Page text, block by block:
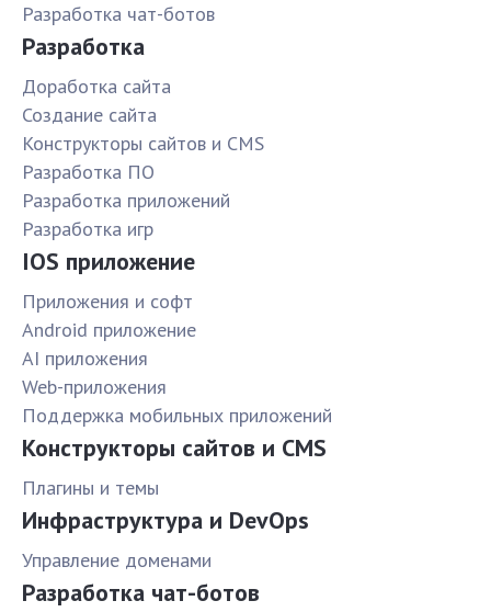
Разработка чат-ботов
Разработка
Доработка сайта
Создание сайта
Конструкторы сайтов и CMS
Разработка ПО
Разработка приложений
Разработка игр
IOS приложение
Приложения и софт
Android приложение
AI приложения
Web-приложения
Поддержка мобильных приложений
Конструкторы сайтов и CMS
Плагины и темы
Инфраструктура и DevOps
Управление доменами
Разработка чат-ботов